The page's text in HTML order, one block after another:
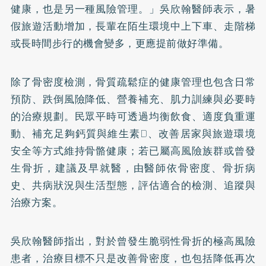
健康，也是另一種風險管理。」吳欣翰醫師表示，暑
假旅遊活動增加，長輩在陌生環境中上下車、走階梯
或長時間步行的機會變多，更應提前做好準備。
除了骨密度檢測，骨質疏鬆症的健康管理也包含日常
預防、跌倒風險降低、營養補充、肌力訓練與必要時
的治療規劃。民眾平時可透過均衡飲食、適度負重運
動、補充足夠鈣質與維生素D、改善居家與旅遊環境
安全等方式維持骨骼健康；若已屬高風險族群或曾發
生骨折，建議及早就醫，由醫師依骨密度、骨折病
史、共病狀況與生活型態，評估適合的檢測、追蹤與
治療方案。
吳欣翰醫師指出，對於曾發生脆弱性骨折的極高風險
患者，治療目標不只是改善骨密度，也包括降低再次